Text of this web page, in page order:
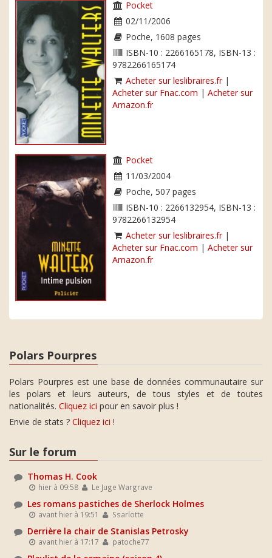
Pocket
02/11/2006
Poche, 1608 pages
ISBN-10 : 2266165178, ISBN-13 :
9782266165174
Acheter sur leslibraires.fr|
Acheter sur Fnac.com | Acheter sur
Amazon.fr
Pocket
11/03/2004
Poche, 507 pages
ISBN-10 : 2266132954, ISBN-13 :
9782266132954
Acheter sur leslibraires.fr|
Acheter sur Fnac.com | Acheter sur
Amazon.fr
Polars Pourpres
Polars Pourpres est une base de données communautaire sur
les polars et leurs auteurs, de tous styles et de toutes
nationalités. Cliquez ici pour en savoir plus !
Envie de stats ? Cliquez ici !
Sur le forum
Thomas H. Cook
hier à 09:58 Le Juge Wargrave
Les romans pastiches de Sherlock Holmes
avant hier à 19:51 Ssarlotte
Derrière la chair de Stanislas Petrosky
avant hier à 17:17 patoche77